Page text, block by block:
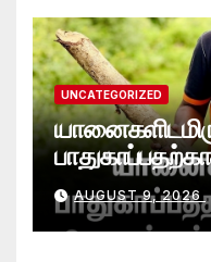
UNCATEGORIZED
அமைத்தல்’
AUGUST 9, 2026